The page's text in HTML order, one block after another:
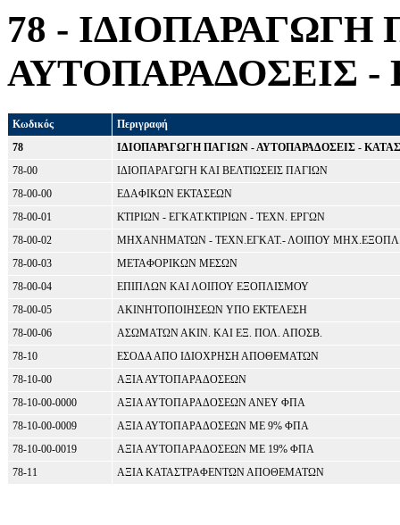
78 - ΙΔΙΟΠΑΡΑΓΩΓΗ
ΑΥΤΟΠΑΡΑΔΟΣΕΙΣ
Κωδικός
Περιγραφή
78
ΙΔΙΟΠΑΡΑΓΩΓΗ ΠΑΓΙΩΝ - ΑΥΤΟΠΑΡΑΔΟΣΕΙΣ -
78-00
ΙΔΙΟΠΑΡΑΓΩΓΗ ΚΑΙ ΒΕΛΤΙΩΣΕΙΣ ΠΑΓΙΩΝ
78-00-00
ΕΔΑΦΙΚΩΝ ΕΚΤΑΣΕΩΝ
78-00-01
ΚΤΙΡΙΩΝ - ΕΓΚΑΤ.ΚΤΙΡΙΩΝ - ΤΕΧΝ. ΕΡΓΩΝ
78-00-02
ΜΗΧΑΝΗΜΑΤΩΝ - ΤΕΧΝ.ΕΓΚΑΤ.- ΛΟΙΠΟΥ
78-00-03
ΜΕΤΑΦΟΡΙΚΩΝ ΜΕΣΩΝ
78-00-04
ΕΠΙΠΛΩΝ ΚΑΙ ΛΟΙΠΟΥ ΕΞΟΠΛΙΣΜΟΥ
78-00-05
ΑΚΙΝΗΤΟΠΟΙΗΣΕΩΝ ΥΠΟ ΕΚΤΕΛΕΣΗ
78-00-06
ΑΣΩΜΑΤΩΝ ΑΚΙΝ. ΚΑΙ ΕΞ. ΠΟΛ. ΑΠΟΣΒ.
78-10
ΕΣΟΔΑ ΑΠΟ ΙΔΙΟΧΡΗΣΗ ΑΠΟΘΕΜΑΤΩΝ
78-10-00
ΑΞΙΑ ΑΥΤΟΠΑΡΑΔΟΣΕΩΝ
78-10-00-0000
ΑΞΙΑ ΑΥΤΟΠΑΡΑΔΟΣΕΩΝ ΑΝΕΥ ΦΠΑ
78-10-00-0009
ΑΞΙΑ ΑΥΤΟΠΑΡΑΔΟΣΕΩΝ ΜΕ 9% ΦΠΑ
78-10-00-0019
ΑΞΙΑ ΑΥΤΟΠΑΡΑΔΟΣΕΩΝ ΜΕ 19% ΦΠΑ
78-11
ΑΞΙΑ ΚΑΤΑΣΤΡΑΦΕΝΤΩΝ ΑΠΟΘΕΜΑΤΩΝ